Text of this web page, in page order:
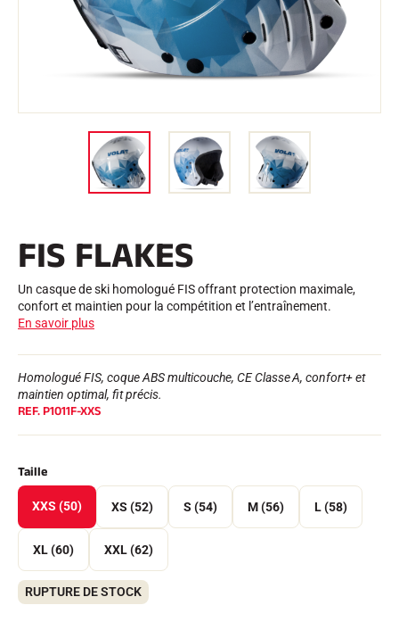
Trousses et Mallettes
Structure Nordique
Atelier, Pistes, Accessoires
EQUIPEMENTS
Lunettes de soleil
Bâtons
Protections
Roller Ski
TEXTILE
Textile Ski Alpin
Textile Ski Nordique
Textile Vélo
Underwear
Lifestyle
CHRONOMÉTRAGE
Afficheurs et horloge
LOGICIELS
VOLA Board & Clé de protection
Suite SkiAlp
Suite SkiNordic
Suite Equestre
Suite Msports
VÉLO DE ROUTE
VTT
FIS FLAKES
Un casque de ski homologué FIS offrant protection maximale,
confort et maintien pour la compétition et l’entraînement.
En savoir plus
Homologué FIS, coque ABS multicouche, CE Classe A, confort+ et
maintien optimal, fit précis.
REF.P1011F-XXS
Taille
XXS (50) XS (52) S (54) M (56) L (58)
XL (60) XXL (62)
RUPTURE DE STOCK